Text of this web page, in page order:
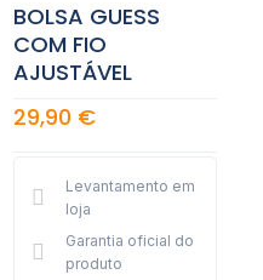
BOLSA GUESS
COM FIO
AJUSTÁVEL
29,90 €
Levantamento em
loja
Garantia oficial do
produto